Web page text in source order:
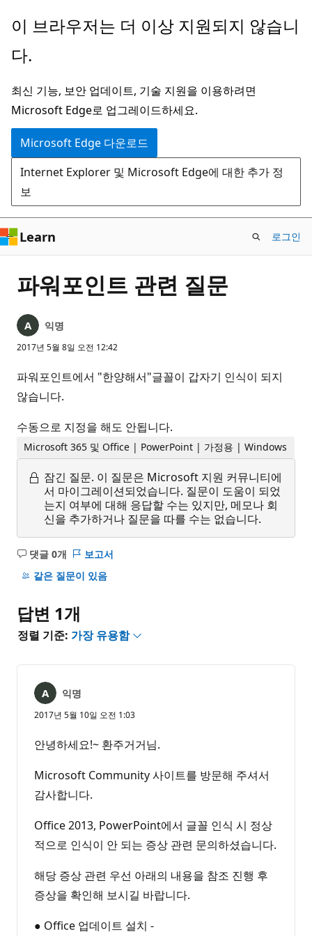
주
콘
츠
로
건
너
뛰
기
이 브라우저는 더 이상 지원되지 않습니
다.
최신 기능, 보안 업데이트, 기술 지원을 이용하려면
Microsoft Edge로 업그레이드하세요.
Microsoft Edge 다운로드
Internet Explorer 및 Microsoft Edge에 대한 추가 정
보
Learn 로그인
파워포인트 관련 질문
익명
2017년 5월 8일 오전 12:42
파워포인트에서 "한양해서"글꼴이 갑자기 인식이 되지
않습니다.
수동으로 지정을 해도 안됩니다.
Microsoft 365 및 Office | PowerPoint | 가정용 | Windows
잠긴 질문. 이 질문은 Microsoft 지원 커뮤니티에
서 마이그레이션되었습니다. 질문이 도움이 되었
는지 여부에 대해 응답할 수는 있지만, 메모나 회
신을 추가하거나 질문을 따를 수는 없습니다.
댓글 0개
설
명
음
보고서
같은 질문이 있음
답변 1개
정렬 기준: 가장 유용함
익명
2017년 5월 10일 오전 1:03
안녕하세요!~ 환주거거님.
Microsoft Community 사이트를 방문해 주셔서
감사합니다.
Office 2013, PowerPoint에서 글꼴 인식 시 정상
적으로 인식이 안 되는 증상 관련 문의하셨습니다.
해당 증상 관련 우선 아래의 내용을 참조 진행 후
증상을 확인해 보시길 바랍니다.
● Office 업데이트 설치 -